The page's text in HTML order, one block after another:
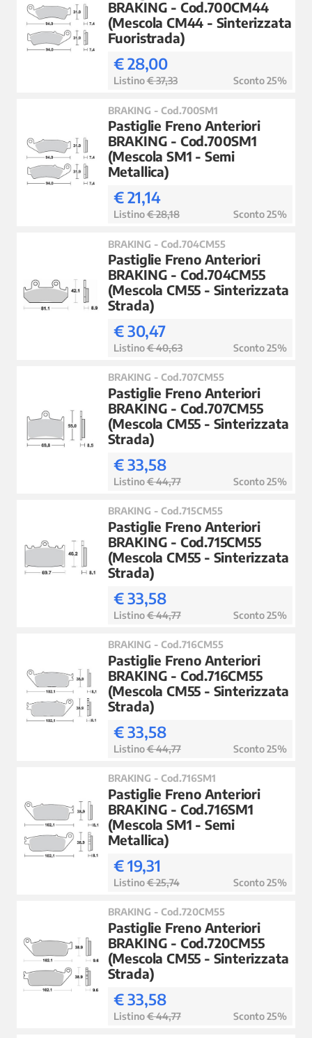
BRAKING - Cod.700CM44
(Mescola CM44 - Sinterizzata
Fuoristrada)
€ 28,00
Listino€ 37,33 Sconto 25%
BRAKING - Cod.700SM1
Pastiglie Freno Anteriori
BRAKING - Cod.700SM1
(Mescola SM1 - Semi
Metallica)
€ 21,14
Listino€ 28,18 Sconto 25%
BRAKING - Cod.704CM55
Pastiglie Freno Anteriori
BRAKING - Cod.704CM55
(Mescola CM55 - Sinterizzata
Strada)
€ 30,47
Listino€ 40,63 Sconto 25%
BRAKING - Cod.707CM55
Pastiglie Freno Anteriori
BRAKING - Cod.707CM55
(Mescola CM55 - Sinterizzata
Strada)
€ 33,58
Listino€ 44,77 Sconto 25%
BRAKING - Cod.715CM55
Pastiglie Freno Anteriori
BRAKING - Cod.715CM55
(Mescola CM55 - Sinterizzata
Strada)
€ 33,58
Listino€ 44,77 Sconto 25%
BRAKING - Cod.716CM55
Pastiglie Freno Anteriori
BRAKING - Cod.716CM55
(Mescola CM55 - Sinterizzata
Strada)
€ 33,58
Listino€ 44,77 Sconto 25%
BRAKING - Cod.716SM1
Pastiglie Freno Anteriori
BRAKING - Cod.716SM1
(Mescola SM1 - Semi
Metallica)
€ 19,31
Listino€ 25,74 Sconto 25%
BRAKING - Cod.720CM55
Pastiglie Freno Anteriori
BRAKING - Cod.720CM55
(Mescola CM55 - Sinterizzata
Strada)
€ 33,58
Listino€ 44,77 Sconto 25%